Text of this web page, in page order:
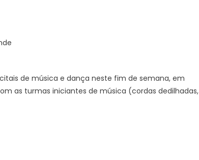
de música e dança neste fim de semana, em
as turmas iniciantes de música (cordas dedilhadas,